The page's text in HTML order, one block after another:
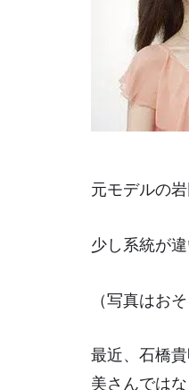
元モデルの岩
少し系統が
（写真はお
最近、石橋
美さんでは